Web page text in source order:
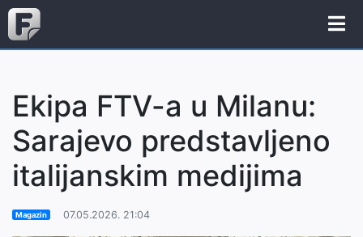
Ekipa FTV-a u Milanu:
Sarajevo predstavljeno
italijanskim medijima
Magazin 07.05.2026. 21:04